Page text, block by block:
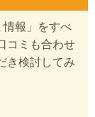
情報」をすべ
コミも合わせ
き検討してみ